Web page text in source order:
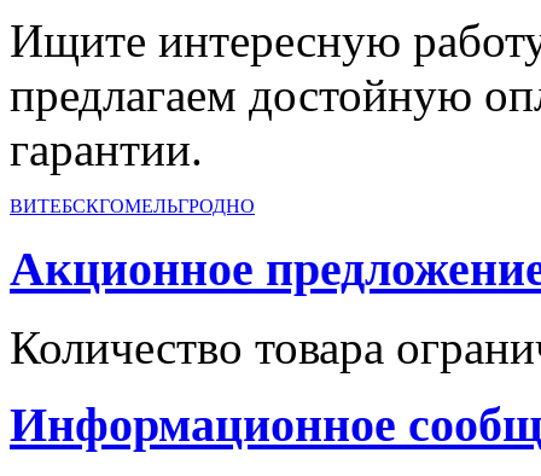
Ищите интересную
предлагаем достойную
гарантии.
ВИТЕБСКГОМЕЛЬГРОДНО
Акционное
Количество товара
Информационное